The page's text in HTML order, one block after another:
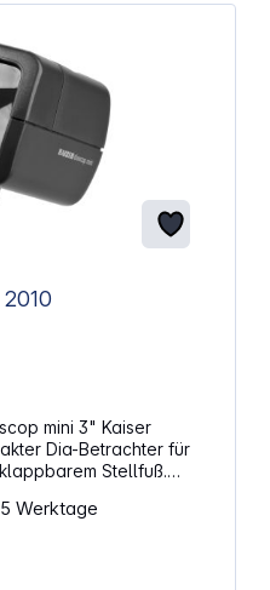
mm Lampe leicht austauschbar
Kaiser Diascop mini 3 2010
3" Kaiser
Dia-Betrachter für
Stellfuß.
von 75 x 60 x
3 in jede Tasche.
Werktage